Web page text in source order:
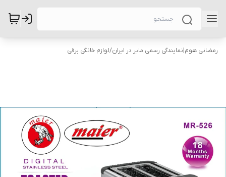
رمضانی هوم|نمایندگی رسمی مایر در ایران/لوازم خانگی برقی